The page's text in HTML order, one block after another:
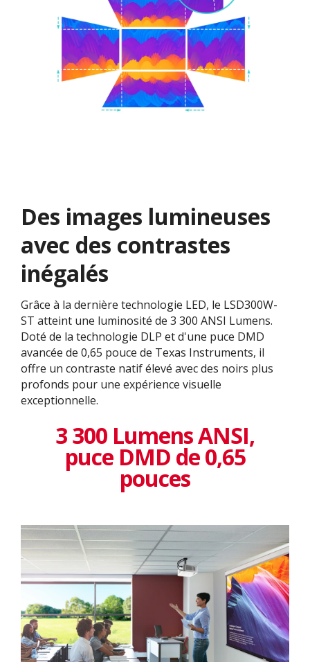
Des images lumineuses
avec des contrastes
inégalés
Grâce à la dernière technologie LED, le LSD300W-
ST atteint une luminosité de 3 300 ANSI Lumens.
Doté de la technologie DLP et d'une puce DMD
avancée de 0,65 pouce de Texas Instruments, il
offre un contraste natif élevé avec des noirs plus
profonds pour une expérience visuelle
exceptionnelle.
3 300 Lumens ANSI,
puce DMD de 0,65
pouces